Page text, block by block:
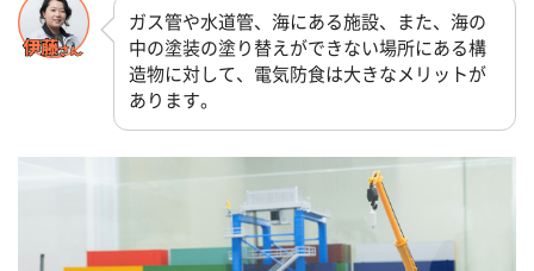
ガス管や水道管、海にある施設、また、海の
中の塗装の塗り替えができない場所にある構
造物に対して、電気防食は大きなメリットが
あります。